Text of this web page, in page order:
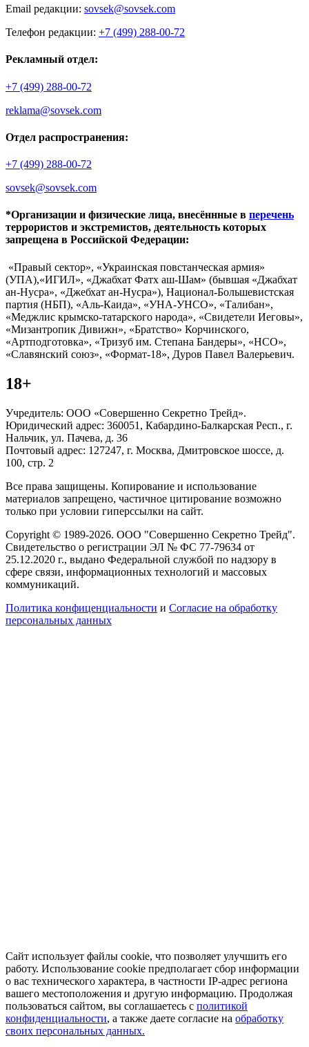
Email редакции: sovsek@sovsek.com
Телефон редакции: +7 (499) 288-00-72
Рекламный отдел:
+7 (499) 288-00-72
reklama@sovsek.com
Отдел распространения:
+7 (499) 288-00-72
sovsek@sovsek.com
*Организации и физические лица, внесённные в перечень
террористов и экстремистов, деятельность которых
запрещена в Российской Федерации:
«Правый сектор», «Украинская повстанческая армия»
(УПА),«ИГИЛ», «Джабхат Фатх аш-Шам» (бывшая «Джабхат
ан-Нусра», «Джебхат ан-Нусра»), Национал-Большевистская
партия (НБП), «Аль-Каида», «УНА-УНСО», «Талибан»,
«Меджлис крымско-татарского народа», «Свидетели Иеговы»,
«Мизантропик Дивижн», «Братство» Корчинского,
«Артподготовка», «Тризуб им. Степана Бандеры», «НСО»,
«Славянский союз», «Формат-18», Дуров Павел Валерьевич.
18+
Учредитель: ООО «Совершенно Секретно Трейд».
Юридический адрес: 360051, Кабардино-Балкарская Респ., г.
Нальчик, ул. Пачева, д. 36
Почтовый адрес: 127247, г. Москва, Дмитровское шоссе, д.
100, стр. 2
Все права защищены. Копирование и использование
материалов запрещено, частичное цитирование возможно
только при условии гиперссылки на сайт.
Copyright © 1989-2026. ООО "Совершенно Секретно Трейд".
Свидетельство о регистрации ЭЛ № ФС 77-79634 от
25.12.2020 г., выдано Федеральной службой по надзору в
сфере связи, информационных технологий и массовых
коммуникаций.
Политика конфиценциальности и Согласие на обработку
персональных данных
Сайт использует файлы cookie, что позволяет улучшить его
работу. Использование cookie предполагает сбор информации
о вас технического характера, в частности IP-адрес региона
вашего местоположения и другую информацию. Продолжая
пользоваться сайтом, вы соглашаетесь с политикой
конфиденциальности, а также даете согласие на обработку
своих персональных данных.